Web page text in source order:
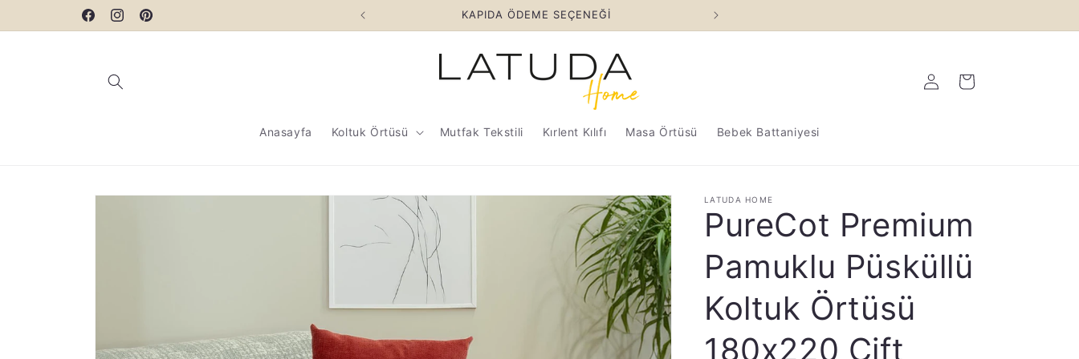
İçeriğe atlaFacebookInstagramPinterest
Peşin Fiyatına 2 Taksit KAPIDA ÖDEME SEÇENEĞİ
Anasayfa Koltuk Örtüsü Mutfak Tekstili Kırlent Kılıfı Masa Örtüsü Bebek Battaniyesi
Oturum açSepet
LATUDA HOME
PureCot Premium
Pamuklu Püsküllü
Koltuk Örtüsü
180x220 Çift